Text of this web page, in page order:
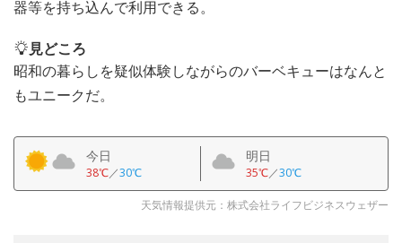
器等を持ち込んで利用できる。
見どころ
昭和の暮らしを疑似体験しながらのバーベキューはなんと
もユニークだ。
今日
38℃／30℃
明日
35℃／30℃
天気情報提供元：株式会社ライフビジネスウェザー